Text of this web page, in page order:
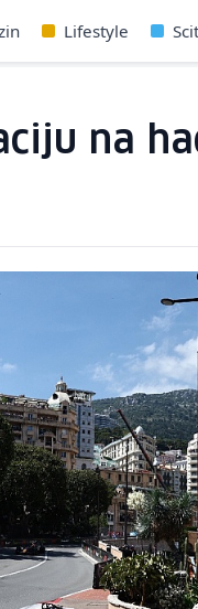
Lifestyle
na